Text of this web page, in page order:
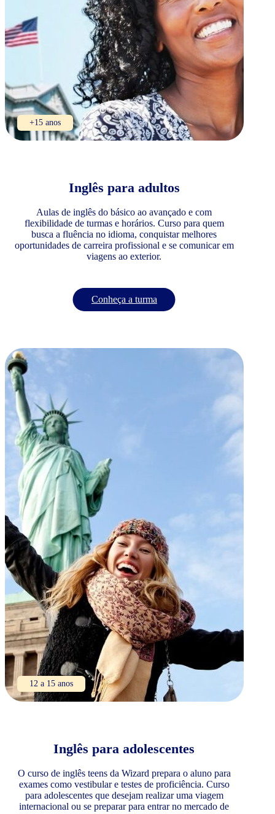
+15 anos
Inglês para adultos
Aulas de inglês do básico ao avançado e com
flexibilidade de turmas e horários. Curso para quem
busca a fluência no idioma, conquistar melhores
oportunidades de carreira profissional e se comunicar em
viagens ao exterior.
Conheça a turma
12 a 15 anos
Inglês para adolescentes
O curso de inglês teens da Wizard prepara o aluno para
exames como vestibular e testes de proficiência. Curso
para adolescentes que desejam realizar uma viagem
internacional ou se preparar para entrar no mercado de